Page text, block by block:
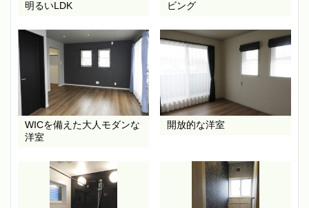
明るいLDK
ビング
WICを備えた大人モダンな
洋室
開放的な洋室